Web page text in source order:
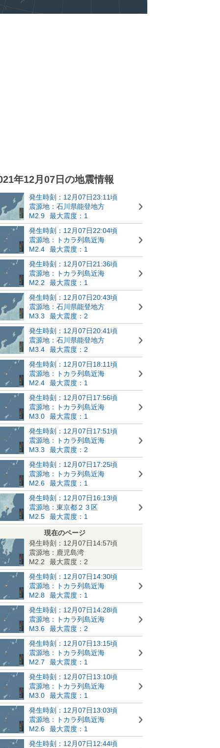
年12月07日の地震情報
発生時刻：12月07日23:11頃
震源地：石川県能登地方
M2.9
最大震度：1
発生時刻：12月07日22:04頃
震源地：トカラ列島近海
M2.4
最大震度：1
発生時刻：12月07日21:36頃
震源地：トカラ列島近海
M2.2
最大震度：1
発生時刻：12月07日20:43頃
震源地：石川県能登地方
M3.3
最大震度：2
発生時刻：12月07日20:41頃
震源地：石川県能登地方
M3.4
最大震度：2
発生時刻：12月07日18:11頃
震源地：トカラ列島近海
M2.4
最大震度：1
発生時刻：12月07日17:56頃
震源地：トカラ列島近海
M3.0
最大震度：1
発生時刻：12月07日17:51頃
震源地：トカラ列島近海
M3.3
最大震度：2
発生時刻：12月07日17:25頃
震源地：トカラ列島近海
M2.6
最大震度：1
発生時刻：12月07日16:13頃
震源地：東京都２３区
M2.5
最大震度：1
現在のページ
発生時刻：12月07日14:57頃
震源地：鹿児島湾
M2.2
最大震度：2
発生時刻：12月07日14:30頃
震源地：トカラ列島近海
M2.8
最大震度：1
発生時刻：12月07日14:28頃
震源地：トカラ列島近海
M3.6
最大震度：2
発生時刻：12月07日13:15頃
震源地：トカラ列島近海
M2.7
最大震度：1
発生時刻：12月07日13:10頃
震源地：トカラ列島近海
M3.0
最大震度：1
発生時刻：12月07日13:03頃
震源地：トカラ列島近海
M2.6
最大震度：1
発生時刻：12月07日12:44頃